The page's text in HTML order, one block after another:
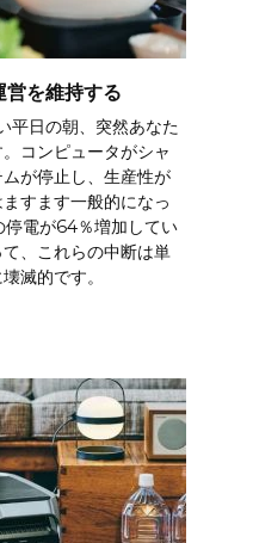
営を維持する
平日の朝、突然あなた
コンピュータがシャ
が停止し、生産性が
すます一般的になっ
停電が64％増加してい
、これらの中断は単
滅的です。